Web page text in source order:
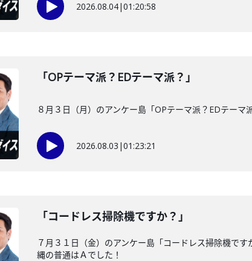
2026.08.04|01:20:58
「OPテーマ派？EDテーマ派？」
８月３日（月）のアンケー島「OPテーマ派？EDテー
2026.08.03 |01:23:21
「コードレス掃除機ですか？」
７月３１日（金）のアンケー島「コードレス掃除機で
縄の普通はＡでした！